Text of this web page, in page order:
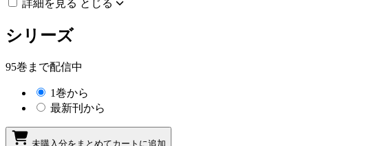
詳細を見る とじる
シリーズ
95巻まで配信中
1巻から
最新刊から
未購入分をまとめてカートに追加